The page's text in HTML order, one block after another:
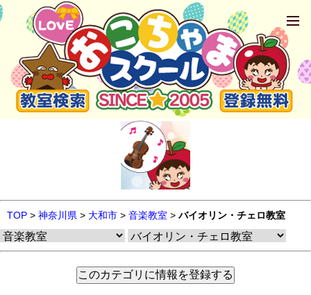
TOP > 神奈川県 > 大和市 > 音楽教室 > バイオリン・チェロ教室